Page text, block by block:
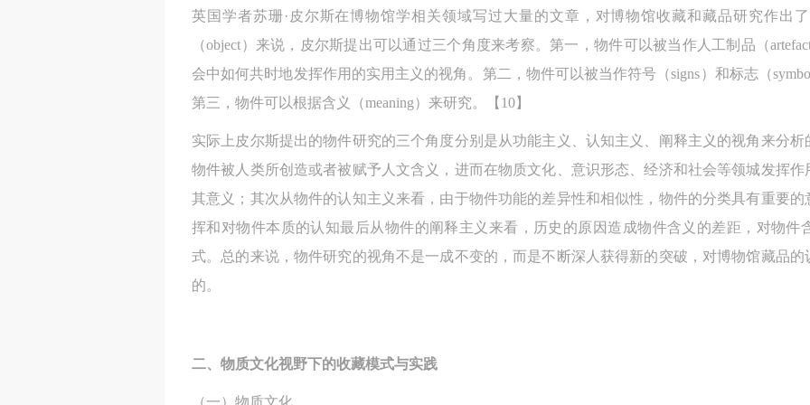
英国学者苏珊·皮尔斯在博物馆学相关领域写过大量的文章，对博物馆收藏和藏品研究作出
（object）来说，皮尔斯提出可以通过三个角度来考察。第一，物件可以被当作人工制品（
会中如何共时地发挥作用的实用主义的视角。第二，物件可以被当作符号（signs）和标志（
第三，物件可以根据含义（meaning）来研究。【10】
实际上皮尔斯提出的物件研究的三个角度分别是从功能主义、认知主义、阐释主义的视角来分
物件被人类所创造或者被赋予人文含义，进而在物质文化、意识形态、经济和社会等领城发挥
其意义；其次从物件的认知主义来看，由于物件功能的差异性和相似性，物件的分类具有重要
挥和对物件本质的认知最后从物件的阐释主义来看，历史的原因造成物件含义的差距，对物件
式。总的来说，物件研究的视角不是一成不变的，而是不断深人获得新的突破，对博物馆藏品
的。
二、物质文化视野下的收藏模式与实践
（一）物质文化